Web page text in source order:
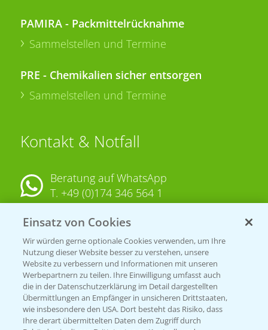
PAMIRA - Packmittelrücknahme
Sammelstellen und Termine
PRE - Chemikalien sicher entsorgen
Sammelstellen und Termine
Kontakt & Notfall
Beratung auf WhatsApp
T. +49 (0)174 346 564 1
KONTAKT
Hilfe in Notfällen
T.+49 (0)214/30-20220
Einsatz von Cookies
Wir würden gerne optionale Cookies verwenden, um Ihre
Nutzung dieser Website besser zu verstehen, unsere
Website zu verbessern und Informationen mit unseren
Werbepartnern zu teilen. Ihre Einwilligung umfasst auch
die in der Datenschutzerklärung im Detail dargestellten
Übermittlungen an Empfänger in unsicheren Drittstaaten,
wie insbesondere den USA. Dort besteht das Risiko, dass
Ihre derart übermittelten Daten dem Zugriff durch